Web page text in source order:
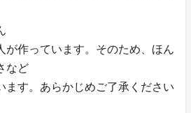
が作っています。そのため、ほん
など
ます。あらかじめご了承ください